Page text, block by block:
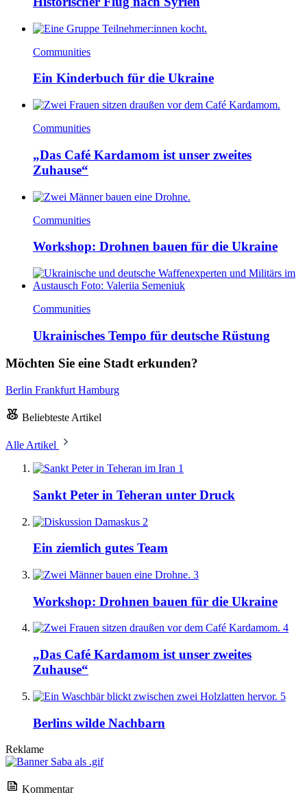
Communities
Ein Kinderbuch für die Ukraine
Communities
„Das Café Kardamom ist unser zweites
Zuhause“
Communities
Workshop: Drohnen bauen für die Ukraine
Communities
Ukrainisches Tempo für deutsche Rüstung
Möchten Sie eine Stadt erkunden?
Berlin Frankfurt Hamburg
Beliebteste Artikel
Alle Artikel
1
Sankt Peter in Teheran unter Druck
2
Ein ziemlich gutes Team
3
Workshop: Drohnen bauen für die Ukraine
4
„Das Café Kardamom ist unser zweites
Zuhause“
5
Berlins wilde Nachbarn
Reklame
Kommentar